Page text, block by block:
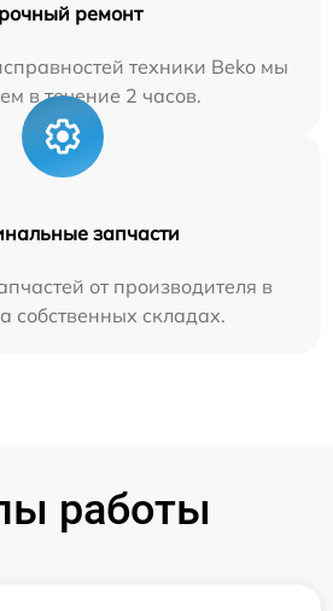
ремонт
техники Beko мы
в течение 2 часов.
запчасти
от производителя в
собственных складах.
работы